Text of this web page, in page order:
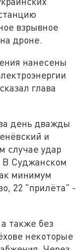
взрывное
дроне.
нанесены
глава
день дважды
и
случае удар
В Суджанском
минимум
22 "прилёта" -
также без
некоторые